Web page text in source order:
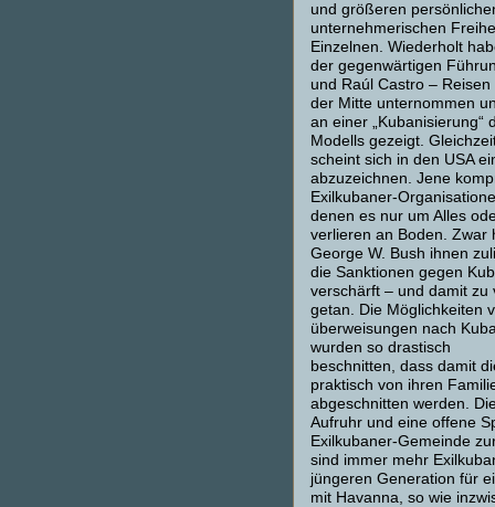
und größeren
unternehmerischen
Einzelnen. Wiederholt
der gegenwärtigen
und Raúl Castro –
der Mitte unternommen
an einer „Kubanisierung“
Modells gezeigt.
scheint sich in den USA
abzuzeichnen. Jene
Exilkubaner-
denen es nur um Alles
verlieren an Boden. Zwar
George W. Bush ihnen
die Sanktionen gegen
verschärft – und damit zu
getan. Die Möglichkeiten
überweisungen nach
wurden so drastisch
beschnitten, dass damit
praktisch von ihren
abgeschnitten werden.
Aufruhr und eine offene
Exilkubaner-Gemeinde
sind immer mehr
jüngeren Generation für
mit Havanna, so wie